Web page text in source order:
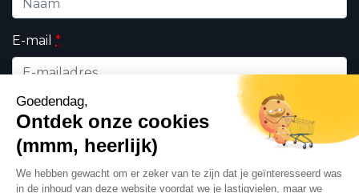
E-mail *
Wie bent u ?
Ik geef DHK toestemming om de op dit formulier
ingevulde persoonsgegevens te gebruiken in